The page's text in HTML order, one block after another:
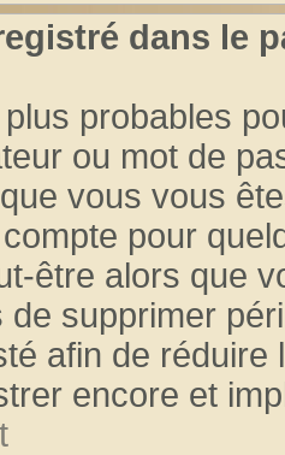
dans le
probables
ou mot de
vous vous
pour
être alors que
de supprimer
afin de
encore et